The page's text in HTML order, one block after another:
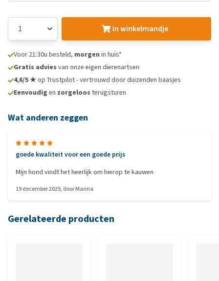
In winkelmandje
Voor 21:30u besteld, morgen in huis*
Gratis advies van onze eigen dierenartsen
4,6/5 ★op Trustpilot - vertrouwd door duizenden baasjes
Eenvoudig en zorgeloos terugsturen
Wat anderen zeggen
goede kwaliteit voor een goede prijs
Mijn hond vindt het heerlijk om hierop te kauwen
19 december 2025, doorMarina
Gerelateerde producten